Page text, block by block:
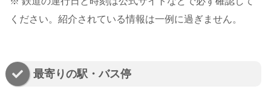
ください。紹介されている情報は一例に過ぎません。
最寄りの駅・バス停